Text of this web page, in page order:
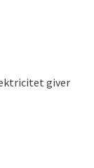
giver